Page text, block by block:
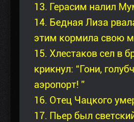
13. Герасим налил
14. Бедная Лиза
этим кормила свою
15. Хлестаков сел в
крикнул: “Гони,
аэропорт! ”
16. Отец Чацкого
17. Пьер был